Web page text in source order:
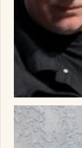
Изображение